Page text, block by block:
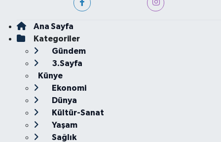
Ana Sayfa
Kategoriler
Gündem
3.Sayfa
Künye
Ekonomi
Dünya
Kültür-Sanat
Yaşam
Sağlık